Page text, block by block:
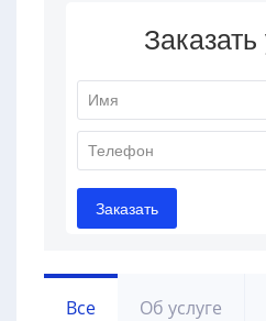
Все Об услуге